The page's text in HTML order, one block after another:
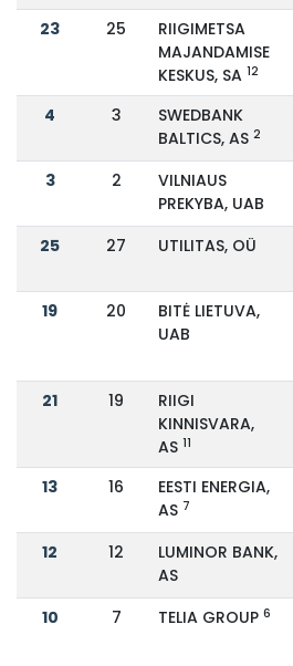
23 25
RIIGIMETSA
MAJANDAMISE
KESKUS, SA 12
4 3
SWEDBANK
BALTICS, AS 2
3 2
VILNIAUS
PREKYBA, UAB
25 27 UTILITAS, OÜ
19 20
BITĖ LIETUVA,
UAB
21 19
RIIGI
KINNISVARA,
AS 11
13 16
EESTI ENERGIA,
AS 7
12 12
LUMINOR BANK,
AS
10 7 TELIA GROUP 6